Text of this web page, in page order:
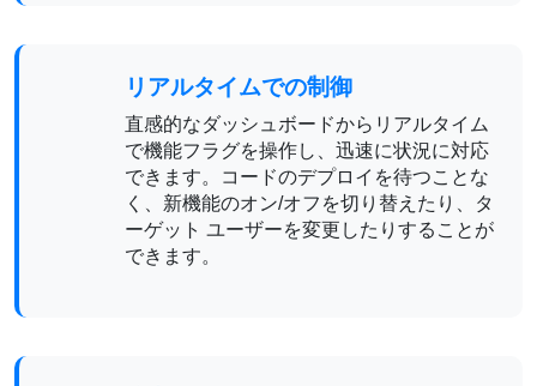
リアルタイムでの制御
直感的なダッシュボードからリアルタイム
で機能フラグを操作し、迅速に状況に対応
できます。コードのデプロイを待つことな
く、新機能のオン/オフを切り替えたり、タ
ーゲット ユーザーを変更したりすることが
できます。